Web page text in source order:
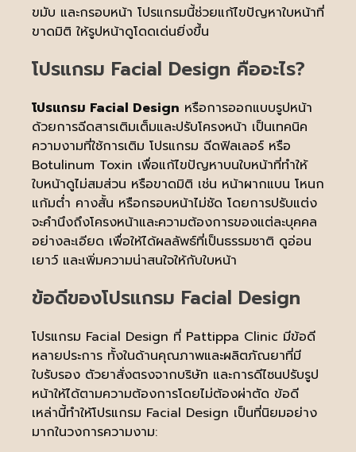
ขมับ และกรอบหน้า โปรแกรมนี้ช่วยแก้ไขปัญหาใบหน้าที่
ขาดมิติ ให้รูปหน้าดูโดดเด่นยิ่งขึ้น
โปรแกรม Facial Design คืออะไร?
โปรแกรม Facial Design หรือการออกแบบรูปหน้า
ด้วยการฉีดสารเติมเต็มและปรับโครงหน้า เป็นเทคนิค
ความงามที่ใช้การเติม โปรแกรม ฉีดฟิลเลอร์ หรือ
Botulinum Toxin เพื่อแก้ไขปัญหาบนใบหน้าที่ทำให้
ใบหน้าดูไม่สมส่วน หรือขาดมิติ เช่น หน้าผากแบน โหนก
แก้มต่ำ คางสั้น หรือกรอบหน้าไม่ชัด โดยการปรับแต่ง
จะคำนึงถึงโครงหน้าและความต้องการของแต่ละบุคคล
อย่างละเอียด เพื่อให้ได้ผลลัพธ์ที่เป็นธรรมชาติ ดูอ่อน
เยาว์ และเพิ่มความน่าสนใจให้กับใบหน้า
ข้อดีของโปรแกรม Facial Design
โปรแกรม Facial Design ที่ Pattippa Clinic มีข้อดี
หลายประการ ทั้งในด้านคุณภาพและผลิตภัณยาที่มี
ใบรับรอง ตัวยาสั่งตรงจากบริษัท และการดีไซนปรับรูป
หน้าให้ได้ตามความต้องการโดยไม่ต้องผ่าตัด ข้อดี
เหล่านี้ทำให้โปรแกรม Facial Design เป็นที่นิยมอย่าง
มากในวงการความงาม: